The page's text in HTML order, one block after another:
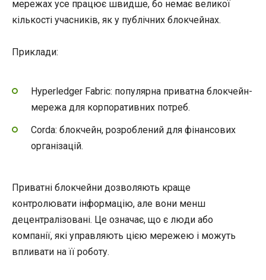
мережах усе працює швидше, бо немає великої
кількості учасників, як у публічних блокчейнах.
Приклади:
Hyperledger Fabric: популярна приватна блокчейн-
мережа для корпоративних потреб.
Corda: блокчейн, розроблений для фінансових
організацій.
Приватні блокчейни дозволяють краще
контролювати інформацію, але вони менш
децентралізовані. Це означає, що є люди або
компанії, які управляють цією мережею і можуть
впливати на її роботу.